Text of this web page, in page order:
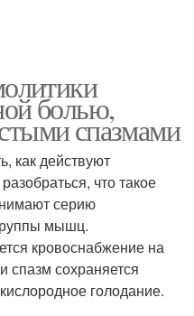
болью,
спазмами
как действуют
что такое
серию
мышц.
кровоснабжение на
спазм сохраняется
голодание.